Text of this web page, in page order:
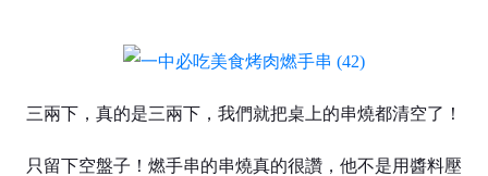
三兩下，真的是三兩下，我們就把桌上的串燒都清空了！
只留下空盤子！燃手串的串燒真的很讚，他不是用醬料壓